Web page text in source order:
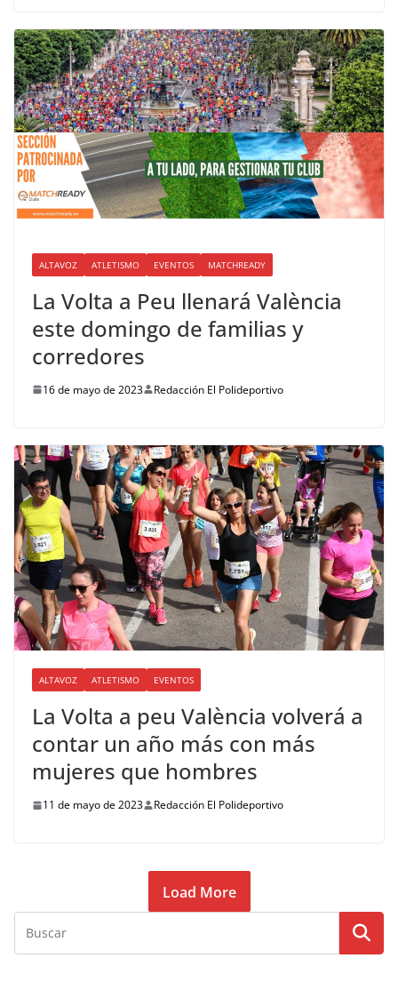
ALTAVOZ ATLETISMO EVENTOS MATCHREADY
La Volta a Peu llenará València
este domingo de familias y
corredores
16 de mayo de 2023 Redacción El Polideportivo
ALTAVOZ ATLETISMO EVENTOS
La Volta a peu València volverá a
contar un año más con más
mujeres que hombres
11 de mayo de 2023 Redacción El Polideportivo
Load More